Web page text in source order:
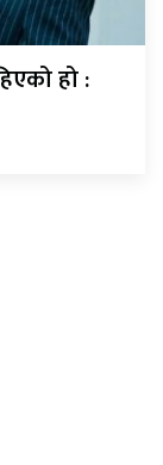
हो :